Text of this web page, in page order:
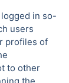
in so-
users
profiles of
to other